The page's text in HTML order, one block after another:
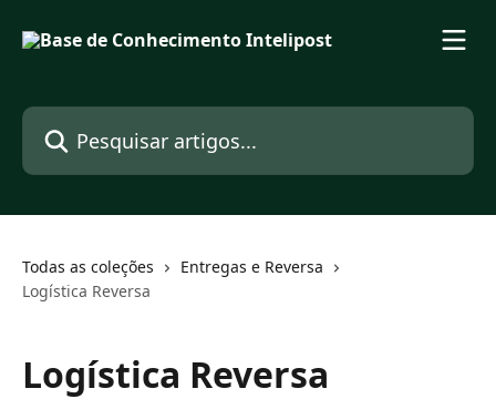
Pesquisar artigos...
Todas as coleções
Entregas e Reversa
Logística Reversa
Logística Reversa